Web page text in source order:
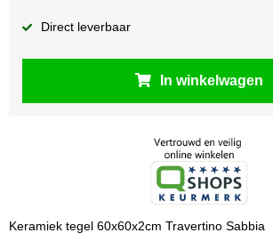
Direct leverbaar
In winkelwagen
Keramiek tegel 60x60x2cm Travertino Sabbia